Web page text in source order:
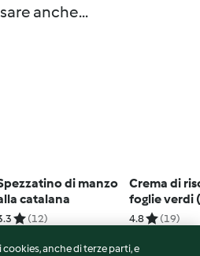
anche...
di manzo
catalana
(12)
Crema di
foglie verdi
4.8 (19)
anche di terze parti, e